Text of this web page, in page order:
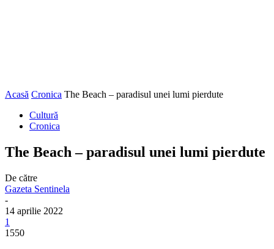
Acasă Cronica The Beach – paradisul unei lumi pierdute
Cultură
Cronica
The Beach – paradisul unei lumi pierdute
De către
Gazeta Sentinela
-
14 aprilie 2022
1
1550